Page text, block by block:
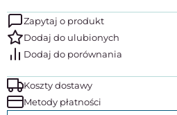
Zapytaj o produkt
Koszty dostawy
Metody płatności